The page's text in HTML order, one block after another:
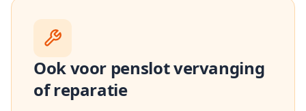
Ook voor penslot vervanging
of reparatie